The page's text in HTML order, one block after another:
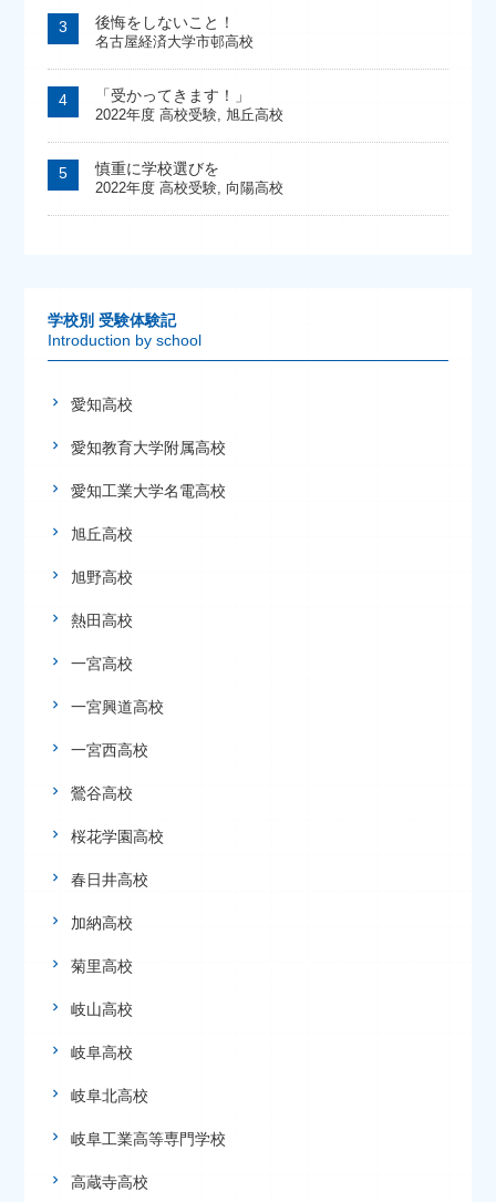
後悔をしないこと！
名古屋経済大学市邨高校
「受かってきます！」
2022年度 高校受験, 旭丘高校
慎重に学校選びを
2022年度 高校受験, 向陽高校
学校別 受験体験記
Introduction by school
愛知高校
愛知教育大学附属高校
愛知工業大学名電高校
旭丘高校
旭野高校
熱田高校
一宮高校
一宮興道高校
一宮西高校
鶯谷高校
桜花学園高校
春日井高校
加納高校
菊里高校
岐山高校
岐阜高校
岐阜北高校
岐阜工業高等専門学校
高蔵寺高校